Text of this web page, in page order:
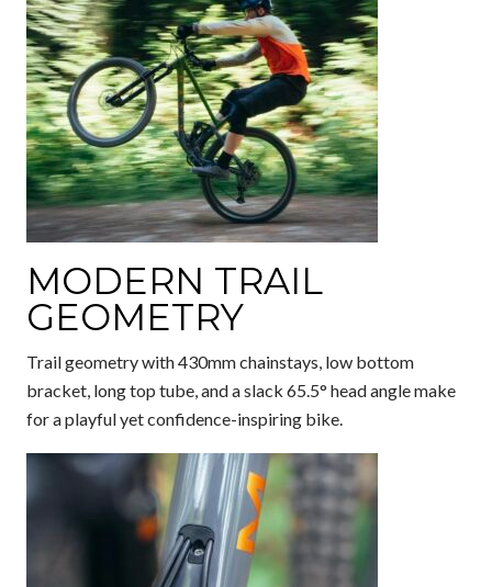
MODERN TRAIL
GEOMETRY
Trail geometry with 430mm chainstays, low bottom
bracket, long top tube, and a slack 65.5° head angle make
for a playful yet confidence-inspiring bike.